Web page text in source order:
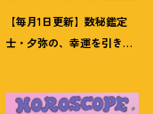
【毎月1日更新】数秘鑑定
士・夕弥の、幸運を引き寄